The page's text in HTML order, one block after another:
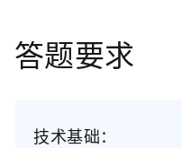
答题要求
技术基础：